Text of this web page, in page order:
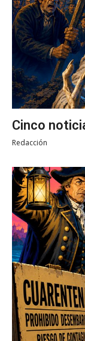
Cinco
Redacción